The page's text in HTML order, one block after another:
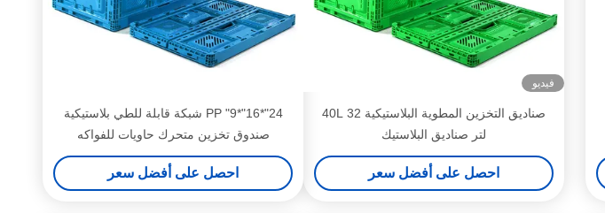
فيديو
صناديق التخزين المطوية البلاستيكية 40L 32
لتر صناديق البلاستيك
احصل على أفضل سعر
24"*16"*9" PP شبكة قابلة للطي بلاستيكية
صندوق تخزين متحرك حاويات للفواكه
والخضروات
احصل على أفضل سعر